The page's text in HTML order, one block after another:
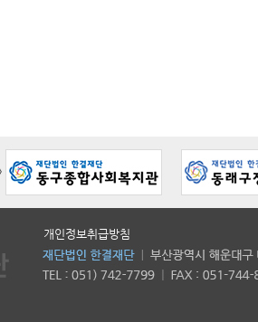
개인정보취급방침